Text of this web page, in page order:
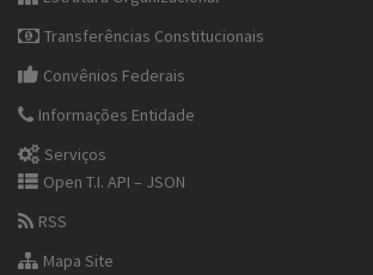
Transferências Constitucionais
Convênios Federais
Informações Entidade
Serviços
Open T.I. API – JSON
RSS
Mapa Site